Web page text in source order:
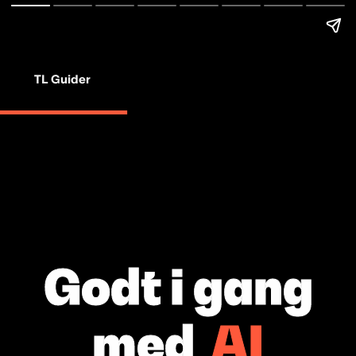
Godt i gang
medAI
TL Guider